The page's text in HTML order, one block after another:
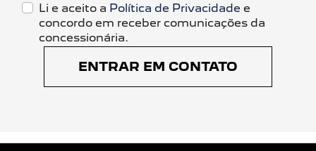
Li e aceito a Política de Privacidade e
concordo em receber comunicações da
concessionária.
ENTRAR EM CONTATO